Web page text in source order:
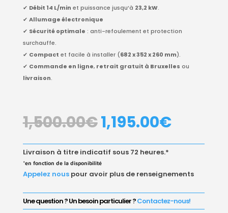
✔ Débit 14 L/min et puissance jusqu’à 23,2 kW.
✔ Allumage électronique
✔ Sécurité optimale : anti-refoulement et protection
surchauffe.
✔ Compact et facile à installer (682 x 352 x 260 mm).
✔ Commande en ligne, retrait gratuit à Bruxelles ou
livraison.
1,500.00€LE
PRIX
INITIAL
ÉTAIT :
1,500.00€.
1,195.00€LE
Livraison à titre indicatif sous 72 heures.*
*en fonction de la disponibilité
Appelez nouspour avoir plus de renseignements
Une question ? Un besoin particulier ?Contactez-nous!